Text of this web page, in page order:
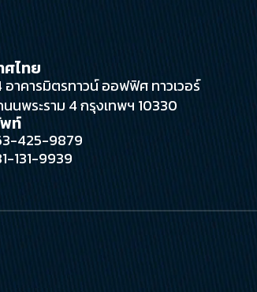
ศไทย
อาคารมิตรทาวน์ ออฟฟิศ ทาวเวอร์
นพระราม 4 กรุงเทพฯ 10330
ท์
425-9879
131-9939